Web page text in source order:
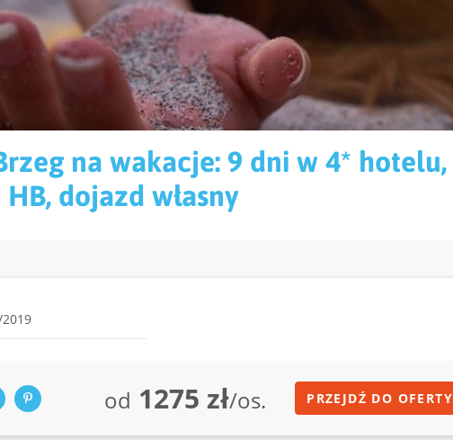
na wakacje: 9 dni w 4* hotelu,
dojazd własny
od 1275 zł/os. PRZEJDŹ DO OFERTY